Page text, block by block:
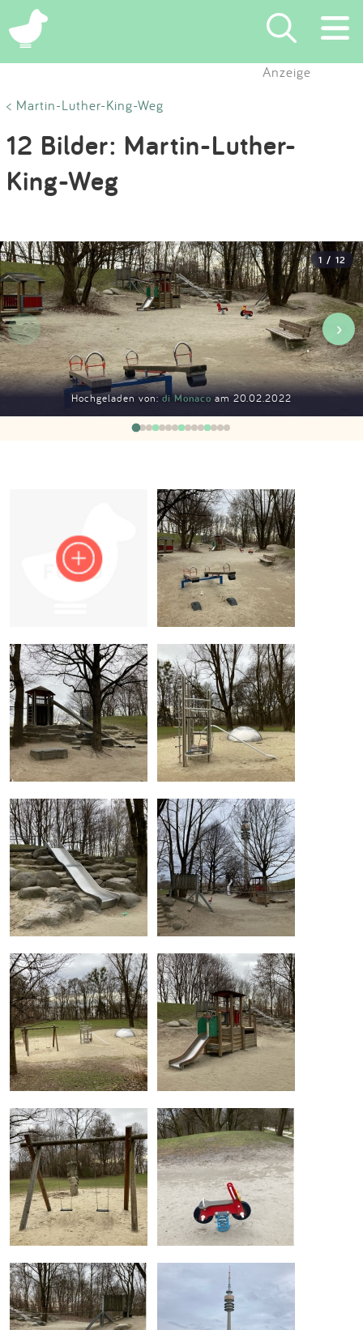
×
Suchen
Eintragen
Blog
Partner
Kontakt
Impressum
Anmelden
Anzeige
< Martin-Luther-King-Weg
12 Bilder: Martin-Luther-
King-Weg
Hochgeladen von:di Monacoam 20.02.2022
1 / 12
‹ ›